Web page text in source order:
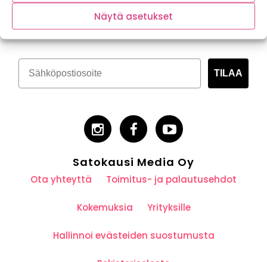
Näytä asetukset
Tilaa kasvispitoinen uutiskirje
TILAA
Satokausi Media Oy
Ota yhteyttä Toimitus- ja palautusehdot
Kokemuksia Yrityksille
Hallinnoi evästeiden suostumusta